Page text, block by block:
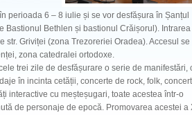
perioada 6 – 8 iulie și se vor desfășura în Șanțul
Bastionul Bethlen și bastionul Crăișorul). Intrarea
str. Griviței (zona Trezoreriei Oradea). Accesul se
zona catedralei ortodoxe.
trei zile de desfășurare o serie de manifestări,
în incinta cetății, concerte de rock, folk,
interactive cu meșteșugari, toate acestea într-o
de personaje de epocă. Promovarea acestei a